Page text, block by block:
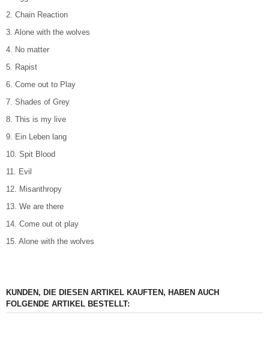
2. Chain Reaction
3. Alone with the wolves
4. No matter
5. Rapist
6. Come out to Play
7. Shades of Grey
8. This is my live
9. Ein Leben lang
10. Spit Blood
11. Evil
12. Misanthropy
13. We are there
14. Come out ot play
15. Alone with the wolves
KUNDEN, DIE DIESEN ARTIKEL KAUFTEN, HABEN AUCH
FOLGENDE ARTIKEL BESTELLT: